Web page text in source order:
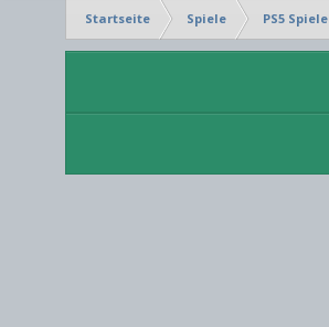
Startseite Spiele PS5 Spiele